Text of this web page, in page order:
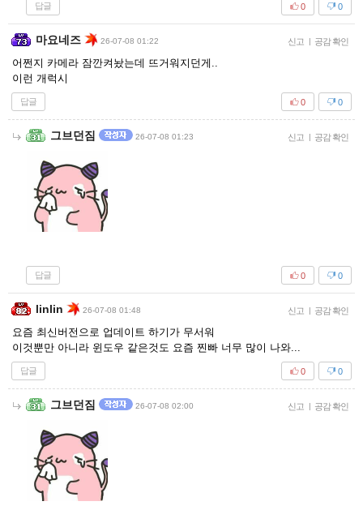
답글 0
0
마요네즈 26-07-08 01:22 신고 | 공감 확인
어쩐지 카메라 잠깐켜놨는데 뜨거워지던게..
이런 개럭시
답글 0
0
그브던짐 26-07-08 01:23 신고 | 공감 확인
답글 0
0
linlin 26-07-08 01:48 신고 | 공감 확인
요즘 최신버전으로 업데이트 하기가 무서워
이것뿐만 아니라 윈도우 같은것도 요즘 찐빠 너무 많이 나와...
답글 0
0
그브던짐 26-07-08 02:00 신고 | 공감 확인